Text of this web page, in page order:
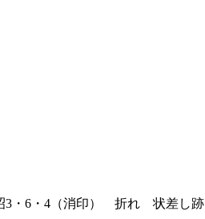
・6・4（消印） 折れ 状差し跡